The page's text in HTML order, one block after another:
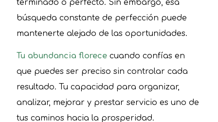
terminado o perfecto. Sin embargo, esa
búsqueda constante de perfección puede
mantenerte alejado de las oportunidades.
Tu abundancia florececuando confías en
que puedes ser preciso sin controlar cada
resultado. Tu capacidad para organizar,
analizar, mejorar y prestar servicio es uno de
tus caminos hacia la prosperidad.